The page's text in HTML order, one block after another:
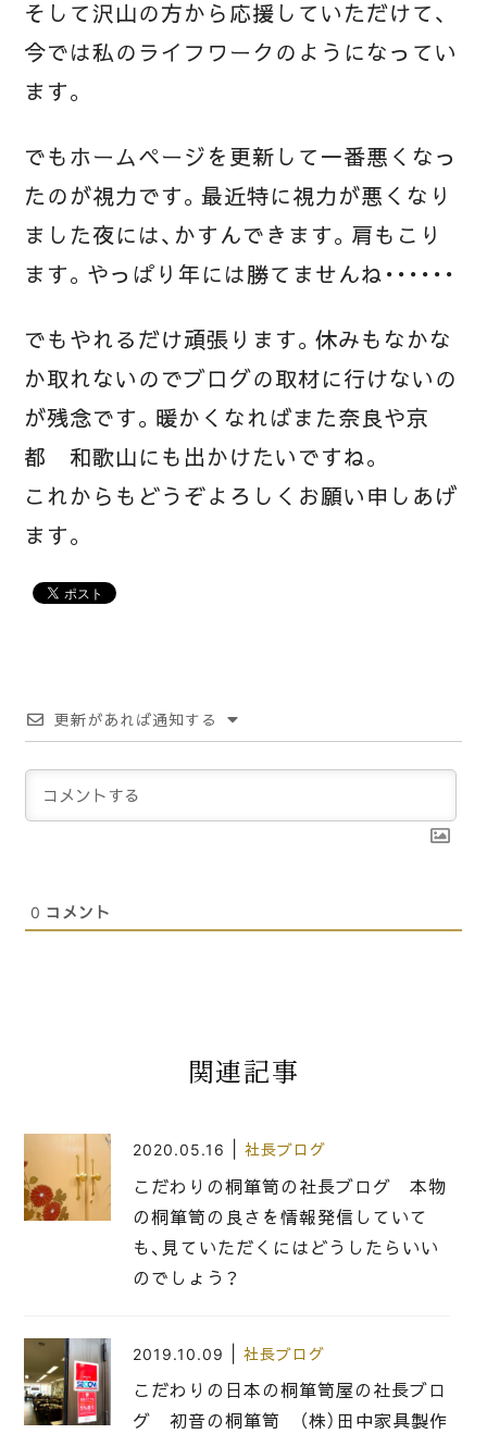
そして沢山の方から応援していただけて、
今では私のライフワークのようになってい
ます。
でもホームページを更新して一番悪くなっ
たのが視力です。最近特に視力が悪くなり
ました夜には、かすんできます。肩もこり
ます。やっぱり年には勝てませんね・・・・・・
でもやれるだけ頑張ります。休みもなかな
か取れないのでブログの取材に行けないの
が残念です。暖かくなればまた奈良や京
都 和歌山にも出かけたいですね。
これからもどうぞよろしくお願い申しあげ
ます。
更新があれば通知する
0 コメント
関連記事
2020.05.16 社長ブログ
こだわりの桐箪笥の社長ブログ 本物
の桐箪笥の良さを情報発信していて
も、見ていただくにはどうしたらいい
のでしょう？
2019.10.09 社長ブログ
こだわりの日本の桐箪笥屋の社長ブロ
グ 初音の桐箪笥 （株）田中家具製作